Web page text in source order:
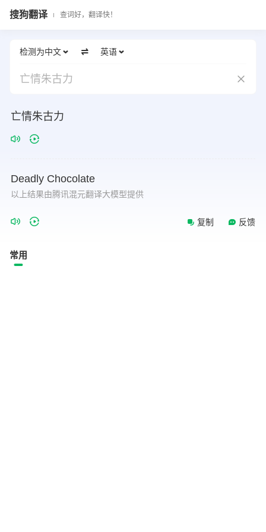
搜狗翻译 查词好，翻译快！
检测为中文 英语
亡情朱古力
亡情朱古力
Deadly Chocolate
以上结果由腾讯混元翻译大模型提供
复制 反馈
常用